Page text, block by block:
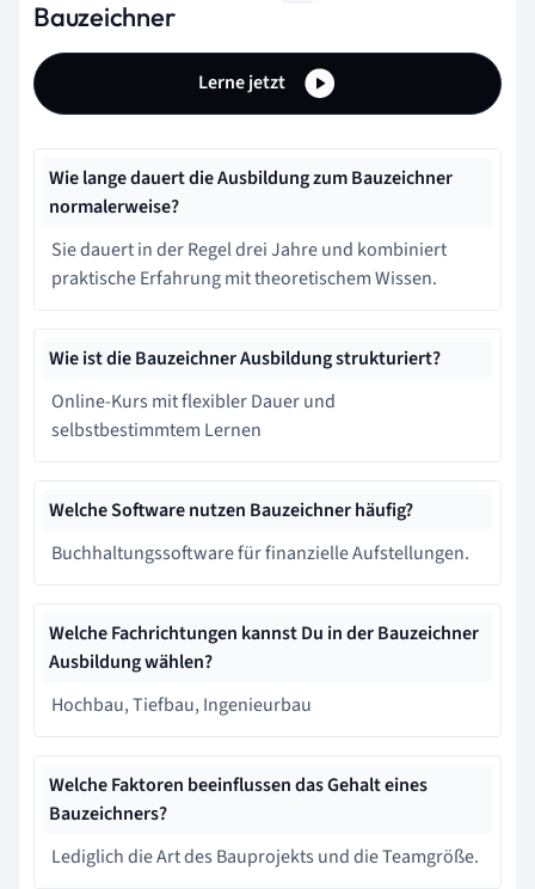
Bauzeichner
Lerne jetzt
Wie lange dauert die Ausbildung zum Bauzeichner
normalerweise?
Sie dauert in der Regel drei Jahre und kombiniert
praktische Erfahrung mit theoretischem Wissen.
Wie ist die Bauzeichner Ausbildung strukturiert?
Online-Kurs mit flexibler Dauer und
selbstbestimmtem Lernen
Welche Software nutzen Bauzeichner häufig?
Buchhaltungssoftware für finanzielle Aufstellungen.
Welche Fachrichtungen kannst Du in der Bauzeichner
Ausbildung wählen?
Hochbau, Tiefbau, Ingenieurbau
Welche Faktoren beeinflussen das Gehalt eines
Bauzeichners?
Lediglich die Art des Bauprojekts und die Teamgröße.